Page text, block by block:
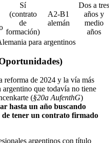
Sí
(contrato
de
formación)
A2-B1
alemán
Dos a tres
años y
medio
años
para argentinos
reforma de 2024 y la vía más
que todavía no tiene
(§20a AufenthG)
hasta un año buscando
de tener un contrato firmado
argentinos con título